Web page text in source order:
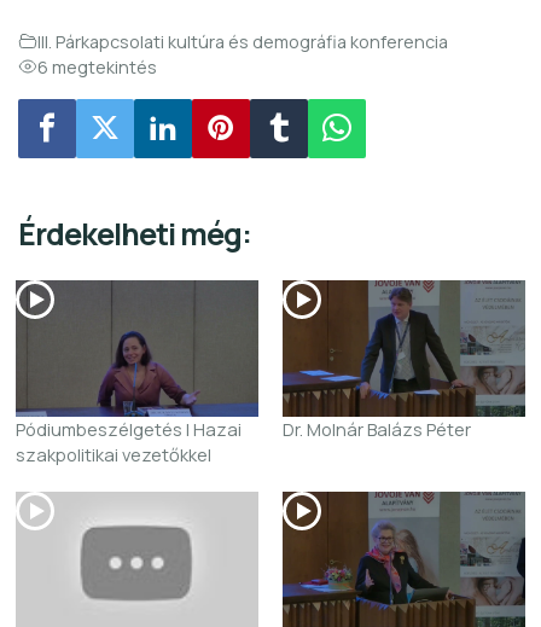
III. Párkapcsolati kultúra és demográfia konferencia
6 megtekintés
Érdekelheti még:
Pódiumbeszélgetés I Hazai
szakpolitikai vezetőkkel
Dr. Molnár Balázs Péter